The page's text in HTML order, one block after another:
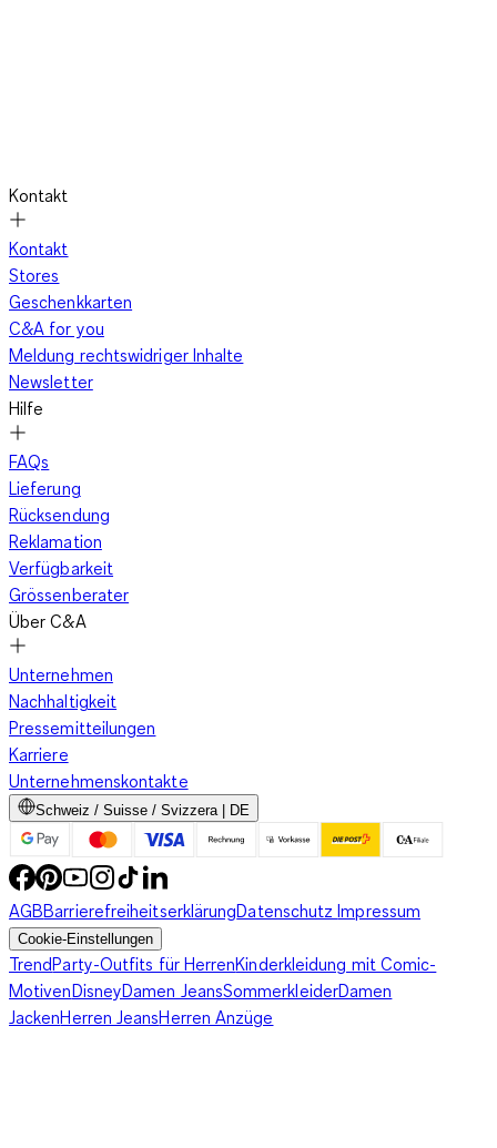
Kontakt
Kontakt
Stores
Geschenkkarten
C&A for you
Meldung rechtswidriger Inhalte
Newsletter
Hilfe
FAQs
Lieferung
Rücksendung
Reklamation
Verfügbarkeit
Grössenberater
Über C&A
Unternehmen
Nachhaltigkeit
Pressemitteilungen
Karriere
Unternehmenskontakte
Schweiz / Suisse / Svizzera | DE
AGBBarrierefreiheitserklärungDatenschutzImpressum
Cookie-Einstellungen
TrendParty-Outfits für HerrenKinderkleidung mit Comic-
MotivenDisneyDamen JeansSommerkleiderDamen
JackenHerren JeansHerren Anzüge